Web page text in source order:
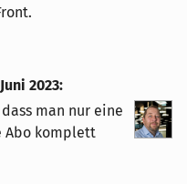
2023:
man nur eine
Abo komplett